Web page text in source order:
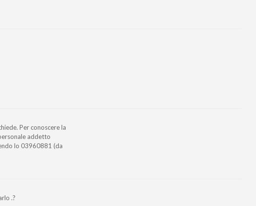
Per conoscere la
addetto
lo 03960881 (da
.?